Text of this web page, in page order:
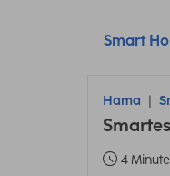
Smart
Hama
4